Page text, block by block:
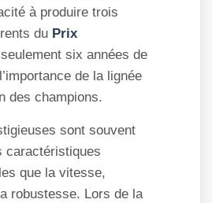
à produire trois
du Prix
six années de
de la lignée
des champions.
sont souvent
caractéristiques
que la vitesse,
robustesse. Lors de la